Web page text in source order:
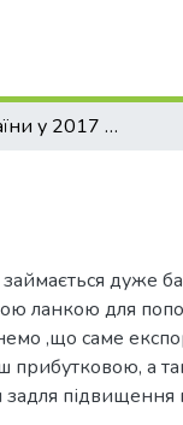
Експорт України у 2017 році
дуже
ланкою для
,що саме
прибутковою, а
підвищення